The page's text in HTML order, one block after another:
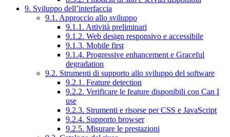
9. Sviluppo dell’interfaccia
9.1. Approccio allo sviluppo
9.1.1. Attività preliminari
9.1.2. Web design responsivo e accessibile
9.1.3. Mobile first
9.1.4. Progressive enhancement e Graceful
degradation
9.2. Strumenti di supporto allo sviluppo del software
9.2.1. Feature detection
9.2.2. Verificare le feature disponibili con Can I
use
9.2.3. Strumenti e risorse per CSS e JavaScript
9.2.4. Supporto browser
9.2.5. Misurare le prestazioni